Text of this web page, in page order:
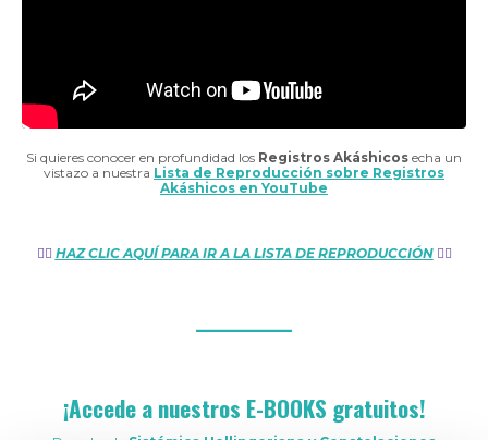
Si quieres conocer en profundidad los Registros Akáshicos echa un
vistazo a nuestra Lista de Reproducción sobre Registros
Akáshicos en YouTube
👉🏼 HAZ CLIC AQUÍ PARA IR A LA LISTA DE REPRODUCCIÓN👈🏼
¡Accede a nuestros E-BOOKS gratuitos!